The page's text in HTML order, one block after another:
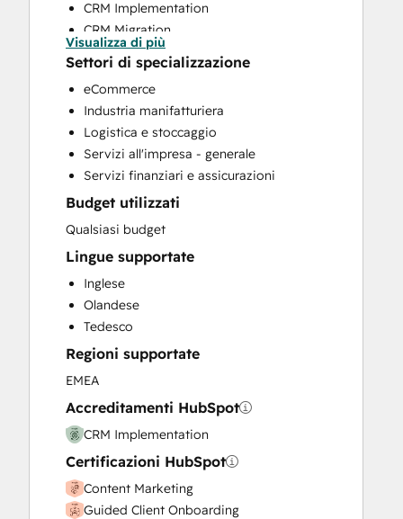
CRM Implementation
CRM Migration
Custom API Integrations
Customer Marketing
Customer Success Training
Full Inbound Marketing Services
Help Desk Implementation
Knowledge Base Development
Programmable Automation
Sales and Marketing Alignment
Sales Coaching and Training
Visualizza di più
Settori di specializzazione
eCommerce
Industria manifatturiera
Logistica e stoccaggio
Servizi all'impresa - generale
Servizi finanziari e assicurazioni
Budget utilizzati
Qualsiasi budget
Lingue supportate
Inglese
Olandese
Tedesco
Regioni supportate
EMEA
Accreditamenti HubSpot
CRM Implementation
Certificazioni HubSpot
Content Marketing
Guided Client Onboarding